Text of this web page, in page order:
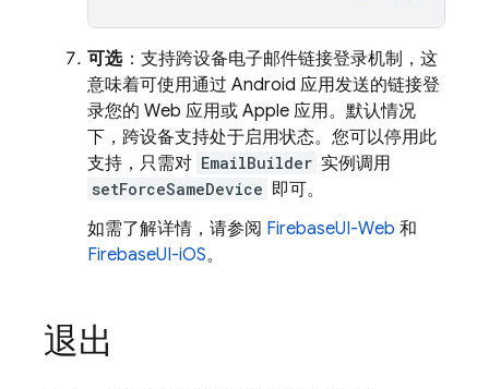
可选：支持跨设备电子邮件链接登录机制，这
意味着可使用通过 Android 应用发送的链接登
录您的 Web 应用或 Apple 应用。默认情况
下，跨设备支持处于启用状态。您可以停用此
支持，只需对 EmailBuilder 实例调用
setForceSameDevice 即可。
如需了解详情，请参阅 FirebaseUI-Web 和
FirebaseUI-iOS。
退出